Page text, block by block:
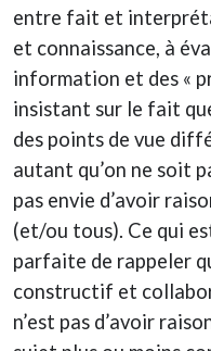
entre fait et
et connaissance, à
information et des «
insistant sur le fait
des points de vue
autant qu’on ne soit
pas envie d’avoir
(et/ou tous). Ce qui
parfaite de rappeler
constructif et
n’est pas d’avoir